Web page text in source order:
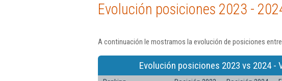
Evolución posiciones 2023 -
A continuación le mostramos la evolución de posiciones
Evolución posiciones 2023 vs 2024 -